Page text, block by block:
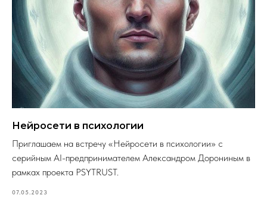
Нейросети в психологии
Приглашаем на встречу «Нейросети в психологии» с
серийным AI-предпринимателем Александром Дорониным в
рамках проекта PSYTRUST.
07.05.2023